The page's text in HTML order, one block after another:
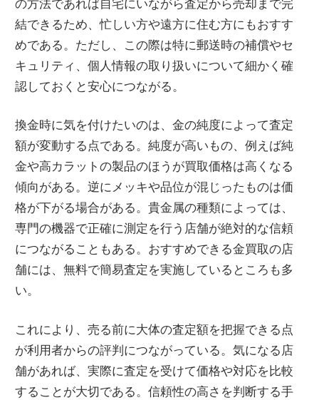
の方法であれば自宅にいながら査定から売却まで完
結できるため、忙しい方や遠方に住む方にもおすす
めである。ただし、この際は特に郵送時の補償やセ
キュリティ、個人情報の取り扱いについて細かく確
認しておくと安心につながる。
換金時に気を付けたいのは、金の純度によって査定
額が変動する点である。純度が高いもの、例えば純
金や高カラットの製品のほうが買取価格は高くなる
傾向がある。逆にメッキや品位が混じったものは価
格が下がる場合がある。貴金属の種類によっては、
専門の機器で正確に測定を行う店舗が絶対的な信頼
につながることもある。おすすめできる金買取の店
舗には、無料で簡易査定を実施しているところも多
い。
これにより、売る前に大体の査定額を把握できる点
が利用者からの評判につながっている。気になる店
舗があれば、実際に査定を受けて価格や対応を比較
することが大切である。信頼性の高さを判断する手